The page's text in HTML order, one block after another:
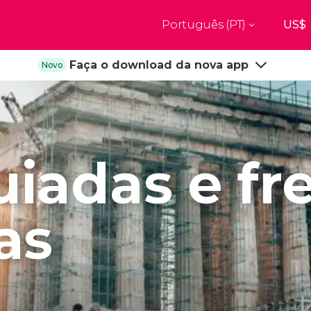
Top destinos
Paris
França
Nova
Estados
Florença
Itália Hungria
Madrid
Espanha Espanha
Amesterdão
Holanda
Milão
Itália
Praga
República Checa
Porto
Portugal
Ver todos os destinos
Português (PT)
Novo Faça o download da nova app
e